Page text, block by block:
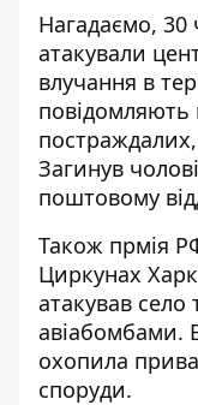
Нагадаємо, 30
атакували
влучання в
повідомляють
Загинув
поштовому
Також прмія
Циркунах
атакував
авіабомбами.
охопила
споруди.